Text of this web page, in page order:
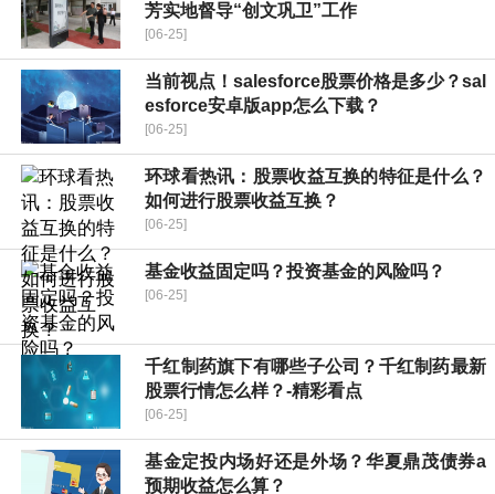
芳实地督导“创文巩卫”工作
[06-25]
当前视点！salesforce股票价格是多少？sal
esforce安卓版app怎么下载？
[06-25]
环球看热讯：股票收益互换的特征是什么？
如何进行股票收益互换？
[06-25]
基金收益固定吗？投资基金的风险吗？
[06-25]
千红制药旗下有哪些子公司？千红制药最新
股票行情怎么样？-精彩看点
[06-25]
基金定投内场好还是外场？华夏鼎茂债券a
预期收益怎么算？